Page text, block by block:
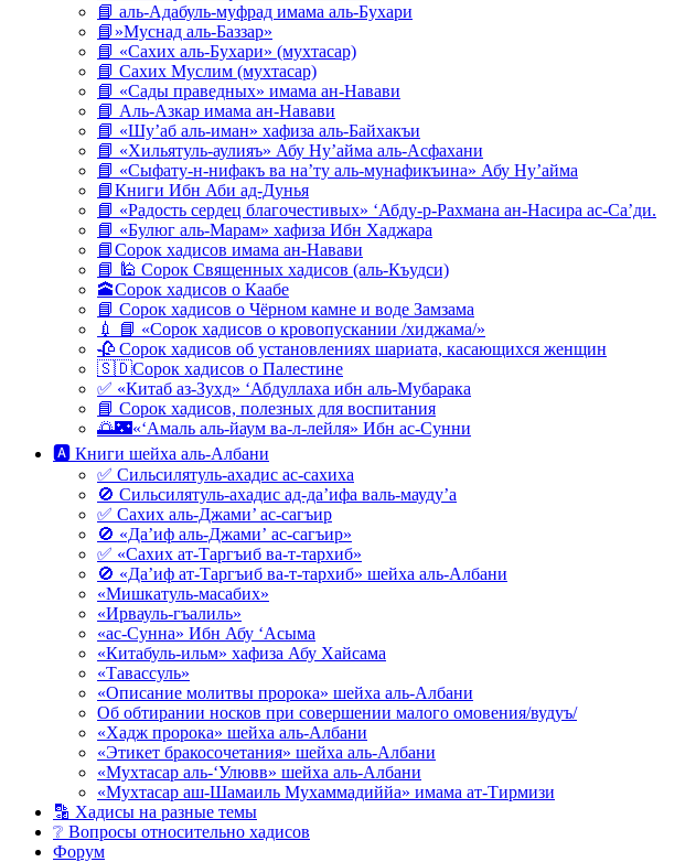
📘 аль-Адабуль-муфрад имама аль-Бухари
📘»Муснад аль-Баззар»
📘 «Сахих аль-Бухари» (мухтасар)
📘 Сахих Муслим (мухтасар)
📘 «Сады праведных» имама ан-Навави
📘 Аль-Азкар имама ан-Навави
📘 «Шу’аб аль-иман» хафиза аль-Байхакъи
📘 «Хильятуль-аулияъ» Абу Ну’айма аль-Асфахани
📘 «Сыфату-н-нифакъ ва на’ту аль-мунафикъина» Абу Ну’айма
📘Книги Ибн Аби ад-Дунья
📘 «Радость сердец благочестивых» ‘Абду-р-Рахмана ан-Насира ас-Са’ди.
📘 «Булюг аль-Марам» хафиза Ибн Хаджара
📘Сорок хадисов имама ан-Навави
📘 🕌 Сорок Священных хадисов (аль-Къудси)
🕋Сорок хадисов о Каабе
📘 Сорок хадисов о Чёрном камне и воде Замзама
💉 📘 «Сорок хадисов о кровопускании /хиджама/»
🥀 Сорок хадисов об установлениях шариата, касающихся женщин
🇸🇩Сорок хадисов о Палестине
✅ «Китаб аз-Зухд» ‘Абдуллаха ибн аль-Мубарака
📘 Сорок хадисов, полезных для воспитания
🌅🌃«‘Амаль аль-йаум ва-л-лейля» Ибн ас-Сунни
🅰 Книги шейха аль-Албани
✅ Сильсилятуль-ахадис ас-сахиха
🚫 Сильсилятуль-ахадис ад-да’ифа валь-мауду’а
✅ Сахих аль-Джами’ ас-сагъир
🚫 «Да’иф аль-Джами’ ас-сагъир»
✅ «Сахих ат-Таргъиб ва-т-тархиб»
🚫 «Да’иф ат-Таргъиб ва-т-тархиб» шейха аль-Албани
«Мишкатуль-масабих»
«Ирвауль-гъалиль»
«ас-Сунна» Ибн Абу ‘Асыма
«Китабуль-ильм» хафиза Абу Хайсама
«Тавассуль»
«Описание молитвы пророка» шейха аль-Албани
Об обтирании носков при совершении малого омовения/вудуъ/
«Хадж пророка» шейха аль-Албани
«Этикет бракосочетания» шейха аль-Албани
«Мухтасар аль-‘Улювв» шейха аль-Албани
«Мухтасар аш-Шамаиль Мухаммадиййа» имама ат-Тирмизи
🔡 Хадисы на разные темы
❔ Вопросы относительно хадисов
Форум